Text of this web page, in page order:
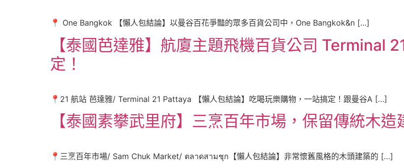
📍 One Bangkok 【懶人包結論】以曼谷百花爭豔的眾多百貨公司中，One Bangkok&n […]
【泰國芭達雅】航廈主題飛機百貨公司 Terminal
定！
📍21 航站 芭達雅/ Terminal 21 Pattaya 【懶人包結論】吃喝玩樂購物，一站搞定！跟曼谷A […]
【泰國素攀武里府】三烹百年市場，保留傳統木
📍三烹百年市場/ Sam Chuk Market/ ตลาดสามชุก【懶人包結論】非常懷舊風格的木頭建築的 […]